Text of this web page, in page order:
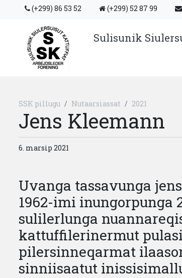
(+299) 86 53 52 (+299) 52 87 99
Sulisunik
SSK pillugu Nutaarsiassat 2021
Jens Kleemann
6. marsip 2021
Uvanga tassavunga
1962-imi
sulilerlunga
kattuffilerinermut
pilersinneqarmat
sinniisaatut